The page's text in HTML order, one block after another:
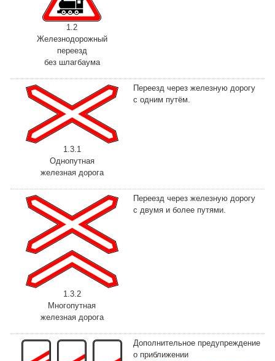
1.2
Железнодорожный
переезд
без шлагбаума
1.3.1
Однопутная
железная дорога
Переезд через железную дорогу
с одним путём.
1.3.2
Многопутная
железная дорога
Переезд через железную дорогу
с двумя и более путями.
Дополнительное предупреждение
о приближении